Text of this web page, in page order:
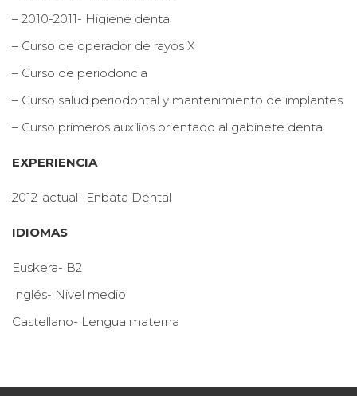
– 2010-2011- Higiene dental
– Curso de operador de rayos X
– Curso de periodoncia
– Curso salud periodontal y mantenimiento de implantes
– Curso primeros auxilios orientado al gabinete dental
EXPERIENCIA
2012-actual- Enbata Dental
IDIOMAS
Euskera- B2
Inglés- Nivel medio
Castellano- Lengua materna